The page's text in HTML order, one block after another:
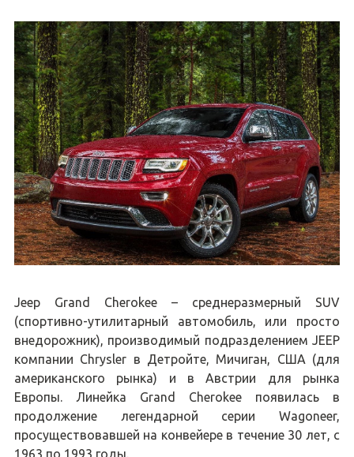
Jeep Grand Cherokee – среднеразмерный SUV
(спортивно-утилитарный автомобиль, или просто
внедорожник), производимый подразделением JEEP
компании Chrysler в Детройте, Мичиган, США (для
американского рынка) и в Австрии для рынка
Европы. Линейка Grand Cherokee появилась в
продолжение легендарной серии Wagoneer,
просуществовавшей на конвейере в течение 30 лет, с
1963 по 1993 годы.